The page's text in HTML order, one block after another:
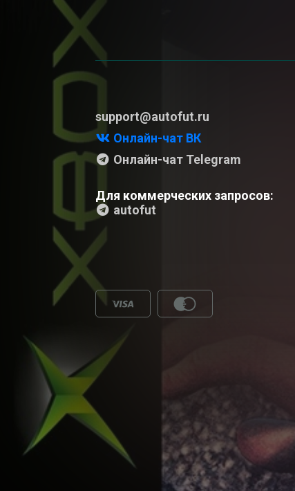
support@autofut.ru
Онлайн-чат ВК
Онлайн-чат Telegram
Для коммерческих запросов:
autofut